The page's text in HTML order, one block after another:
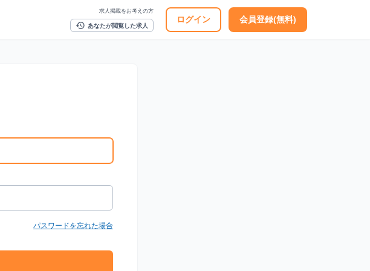
求人掲載をお考えの方
history あなたが閲覧した求人
ログイン 会員登録(無料)
パスワードを忘れた場合